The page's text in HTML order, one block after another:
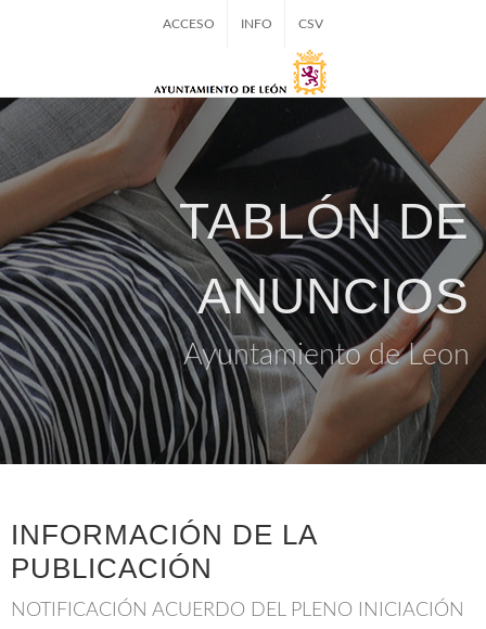
ACCESO INFO CSV
TABLÓN DE
ANUNCIOS
Ayuntamiento de Leon
INFORMACIÓN DE LA
PUBLICACIÓN
NOTIFICACIÓN ACUERDO DEL PLENO INICIACIÓN